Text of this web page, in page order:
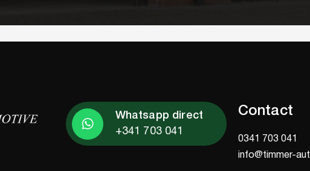
Whatsapp direct
+341 703 041
Contact
0341 703 041
info@timmer-